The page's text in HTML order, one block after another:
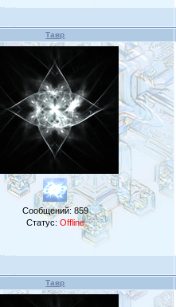
Тавр
Сообщений: 859
Статус: Offline
Тавр